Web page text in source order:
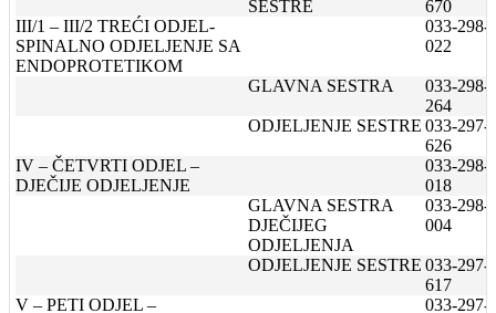
SESTRE
670
III/1 – III/2 TREĆI ODJEL-
SPINALNO ODJELJENJE SA
ENDOPROTETIKOM
033-298-
022
GLAVNA SESTRA
033-298-
264
ODJELJENJE SESTRE 033-297-
626
IV – ČETVRTI ODJEL –
DJEČIJE ODJELJENJE
033-298-
018
GLAVNA SESTRA
DJEČIJEG
ODJELJENJA
033-298-
004
ODJELJENJE SESTRE 033-297-
617
V – PETI ODJEL –
033-297-